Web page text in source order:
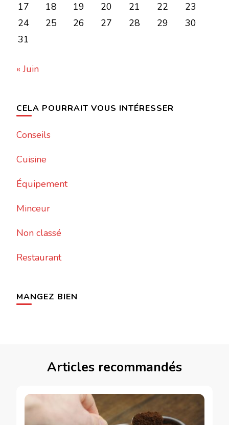
17
18 19 20 21 22
23
24
25 26 27 28 29
30
31
« Juin
CELA POURRAIT VOUS INTÉRESSER
Conseils
Cuisine
Équipement
Minceur
Non classé
Restaurant
MANGEZ BIEN
Articles recommandés